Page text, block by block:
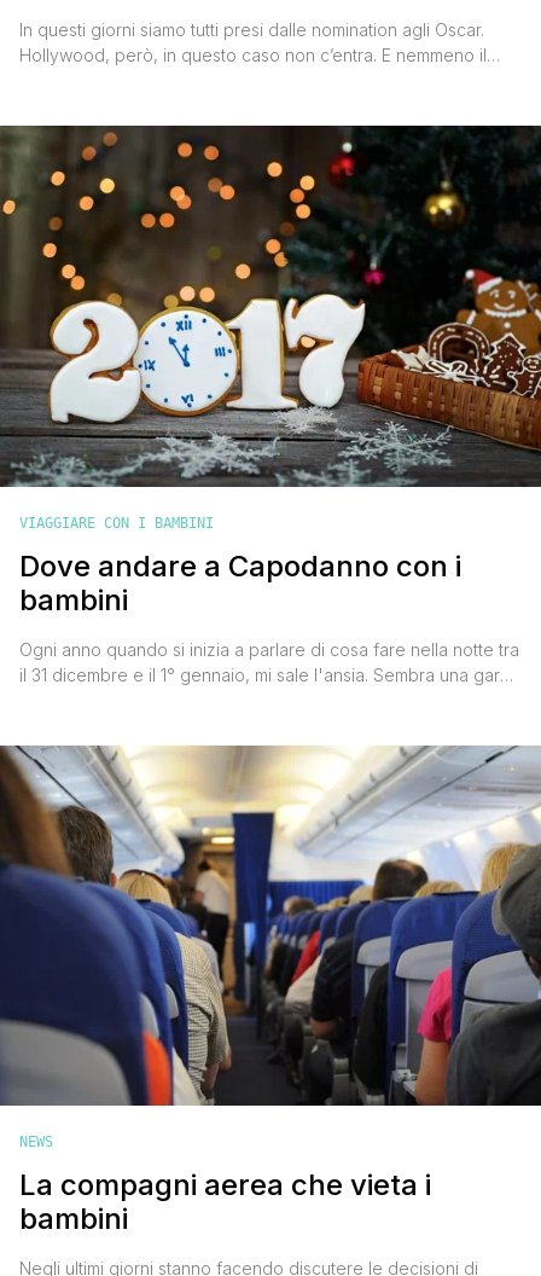
In questi giorni siamo tutti presi dalle nomination agli Oscar.
Hollywood, però, in questo caso non c’entra. E nemmeno il
Gli Oscar che più interessano a noi viaggiatori sono
indubbiamente quelli messi in [']
VIAGGIARE CON I BAMBINI
Dove andare a Capodanno con i
bambini
Ogni anno quando si inizia a parlare di cosa fare nella notte tra
il 31 dicembre e il 1° gennaio, mi sale l'ansia. Sembra una gara
piccoli, tralasciando spesso le proprie passioni. Cosa non si fa
per [']
NEWS
La compagni aerea che vieta i
bambini
Negli ultimi giorni stanno facendo discutere le decisioni di